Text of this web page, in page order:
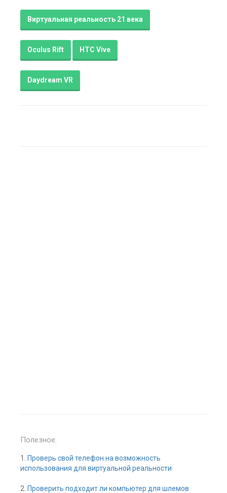
Виртуальная реальность 21 века
Oculus Rift HTC Vive
Daydream VR
Полезное:
1.
Проверь свой телефон на возможность
использования для виртуальной реальности
2. Проверить подходит ли компьютер для шлемов